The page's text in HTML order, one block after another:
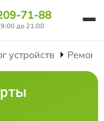
71-88
до 21:00
устройств Ремонт